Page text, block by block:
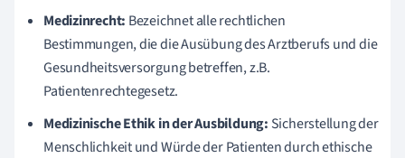
Medizinrecht: Bezeichnet alle rechtlichen
Bestimmungen, die die Ausübung des Arztberufs und die
Gesundheitsversorgung betreffen, z.B.
Patientenrechtegesetz.
Medizinische Ethik in der Ausbildung: Sicherstellung der
Menschlichkeit und Würde der Patienten durch ethische